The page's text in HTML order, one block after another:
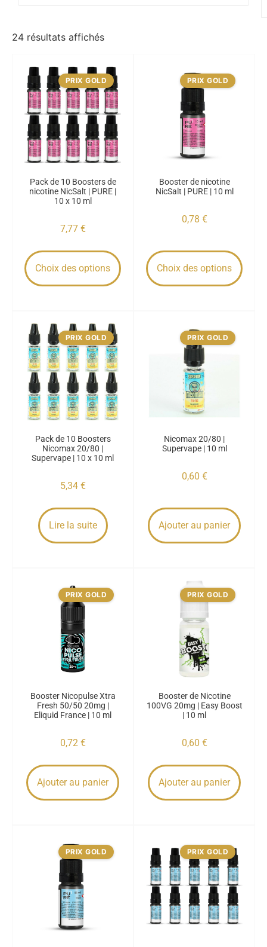
24 résultats affichés
PRIX GOLD
Pack de 10 Boosters de
nicotine NicSalt | PURE |
10 x 10 ml
7,77 €
Choix des options
PRIX GOLD
Booster de nicotine
NicSalt | PURE | 10 ml
0,78 €
Choix des options
PRIX GOLD
Pack de 10 Boosters
Nicomax 20/80 |
Supervape | 10 x 10 ml
5,34 €
Lire la suite
PRIX GOLD
Nicomax 20/80 |
Supervape | 10 ml
0,60 €
Ajouter au panier
PRIX GOLD
Booster Nicopulse Xtra
Fresh 50/50 20mg |
Eliquid France | 10 ml
0,72 €
Ajouter au panier
PRIX GOLD
Booster de Nicotine
100VG 20mg | Easy Boost
| 10 ml
0,60 €
Ajouter au panier
PRIX GOLD PRIX GOLD